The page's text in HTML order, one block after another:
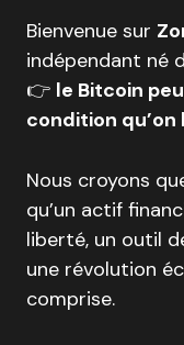
Bienvenue sur
indépendant né
👉 le Bitcoin
condition
Nous croyons
qu’un actif
liberté, un outil
une révolution
comprise.